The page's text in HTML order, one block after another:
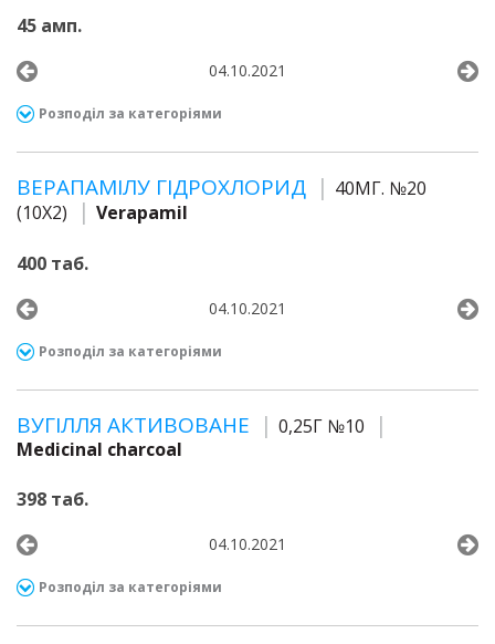
45 амп.
04.10.2021
Розподіл за категоріями
ВЕРАПАМІЛУ ГІДРОХЛОРИД
40МГ. №20
(10Х2)
Verapamil
400 таб.
04.10.2021
Розподіл за категоріями
ВУГІЛЛЯ АКТИВОВАНЕ
0,25Г №10
Medicinal charcoal
398 таб.
04.10.2021
Розподіл за категоріями